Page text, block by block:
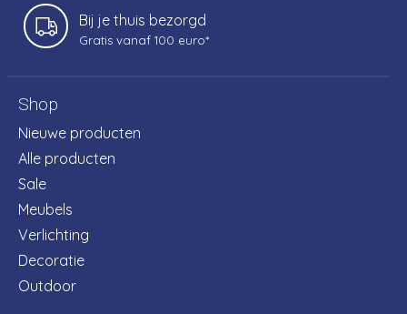
Bij je thuis bezorgd
Gratis vanaf 100 euro*
Shop
Nieuwe producten
Alle producten
Sale
Meubels
Verlichting
Decoratie
Outdoor